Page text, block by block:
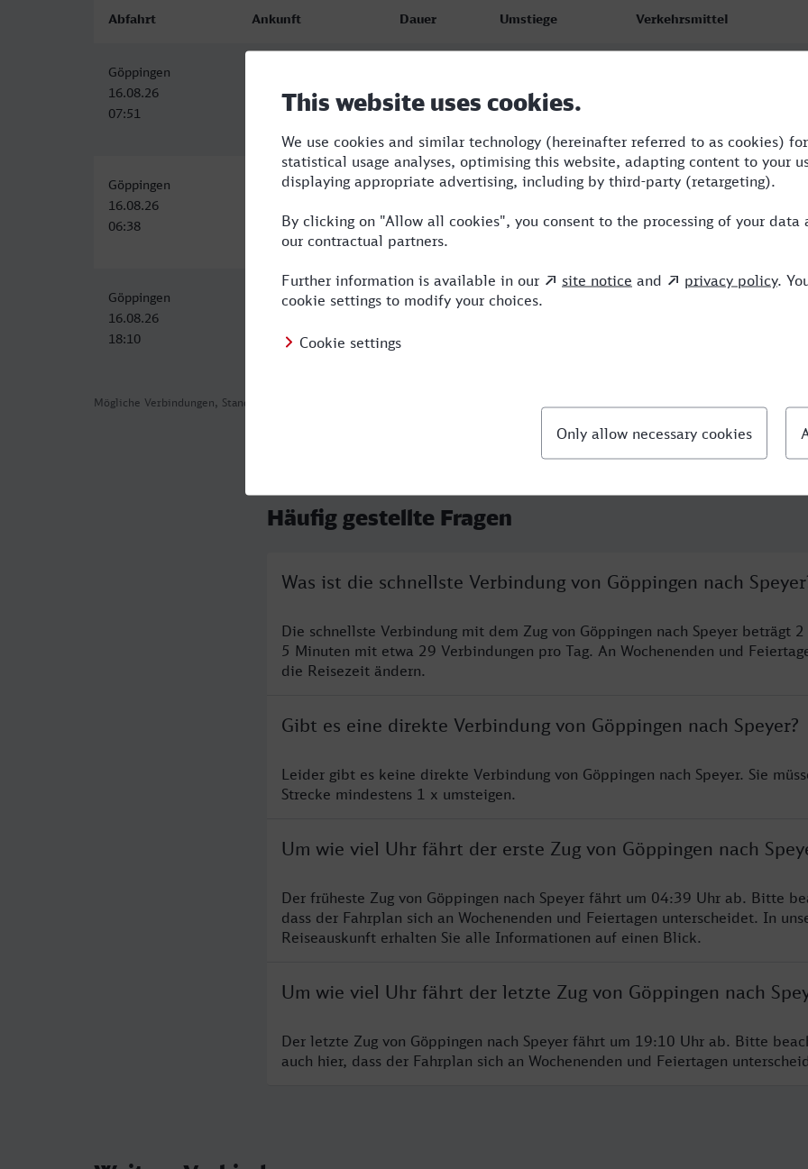
Mögliche Verbindungen, Stand: 2026-08-02 02:48
Abfahrt Ankunft Dauer Umstiege Verkehrsmittel
Göppingen
16.08.26
07:51
16.08.26
Göppingen
16.08.26
06:38
Speyer Hbf
09:12
2:34 3 RB,RE,ARV,ICE
Göppingen
16.08.26
18:10
Speyer Hbf
2:36 2
Häufig gestellte Fragen
Was ist die schnellste Verbindung von Göppingen nach
Die schnellste Verbindung mit dem Zug von Göppingen nach Speyer beträgt 2
5 Minuten mit etwa 29 Verbindungen pro Tag. An Wochenenden und
die Reisezeit ändern.
Gibt es eine direkte Verbindung von Göppingen nach Speyer?
Leider gibt es keine direkte Verbindung von Göppingen nach Speyer. Sie
Strecke mindestens 1 x umsteigen.
Um wie viel Uhr fährt der erste Zug von Göppingen nach
Der früheste Zug von Göppingen nach Speyer fährt um 04:39 Uhr ab. Bitte
dass der Fahrplan sich an Wochenenden und Feiertagen unterscheidet. In
Reiseauskunft erhalten Sie alle Informationen auf einen Blick.
Um wie viel Uhr fährt der letzte Zug von Göppingen nach
Der letzte Zug von Göppingen nach Speyer fährt um 19:10 Uhr ab. Bitte
auch hier, dass der Fahrplan sich an Wochenenden und Feiertagen